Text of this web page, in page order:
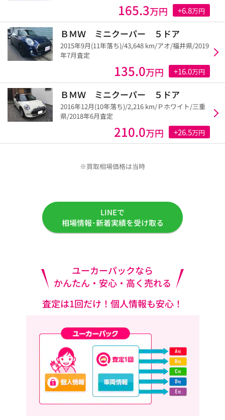
165.3万円 +6.8万円
ＢＭＷ ミニクーパー ５ドア
2015年9月(11年落ち)/43,648 km/アオ/福井県/2019
年7月査定
135.0万円 +16.0万円
ＢＭＷ ミニクーパー ５ドア
2016年12月(10年落ち)/2,216 km/Ｐホワイト/三重
県/2018年6月査定
210.0万円 +26.5万円
※買取相場価格は当時
LINEで
相場情報･新着実績を受け取る
ユーカーパックなら
かんたん・安心・高く売れる
査定は1回だけ！個人情報も安心！